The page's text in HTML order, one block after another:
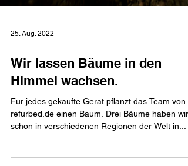
25. Aug. 2022
Wir lassen Bäume in den
Himmel wachsen.
Für jedes gekaufte Gerät pflanzt das Team von
refurbed.de einen Baum. Drei Bäume haben wir
schon in verschiedenen Regionen der Welt in...